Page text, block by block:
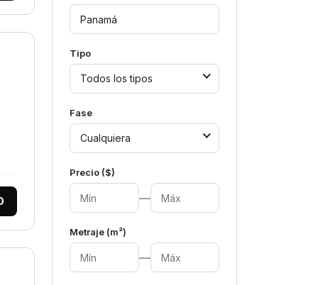
Tipo
Todos los tipos
Fase
Cualquiera
Precio ($)
—
Metraje (m²)
—